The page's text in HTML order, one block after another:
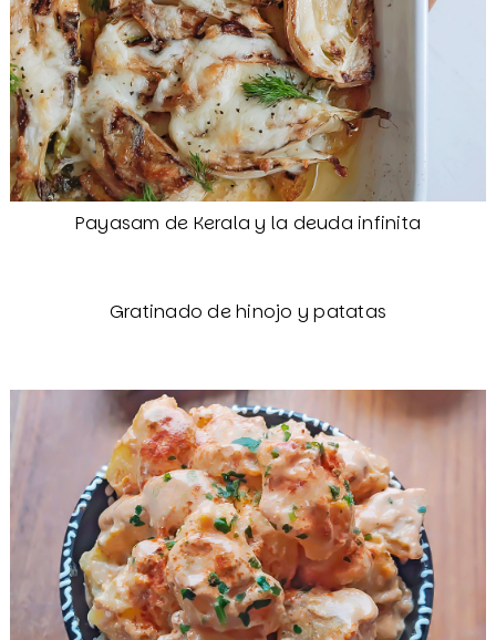
Payasam de Kerala y la deuda infinita
Gratinado de hinojo y patatas